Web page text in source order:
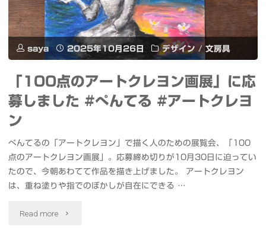
saya 2025年10月26日 デザイン / 文房具
「100点のアートクレヨン画展」に応
募しました #ぺんてる #アートクレヨ
ン
ぺんてるの「アートクレヨン」で描く人のための展覧会、「100
点のアートクレヨン画展」。応募締め切りが10月30日に迫ってい
たので、今朝あわてて作品を描き上げました。 アートクレヨン
は、重ね塗りや指でのぼかしが自在にできる …
Read more "「100